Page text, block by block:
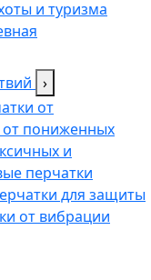
и туризма
›
от
от пониженных
и
перчатки
для защиты
от вибрации